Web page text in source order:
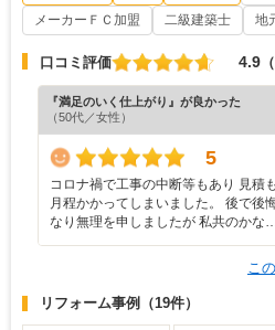
メーカーＦＣ加盟
二級建築士 地
口コミ評価 4.9
『満足のいく仕上がり』が良かった
（50代／女性）
5
コロナ禍で工事の中断等もあり 見積
月程かかってしまいました。 後で後
なり無理を申しましたが 私共のかな
こ
リフォーム事例 （19件）